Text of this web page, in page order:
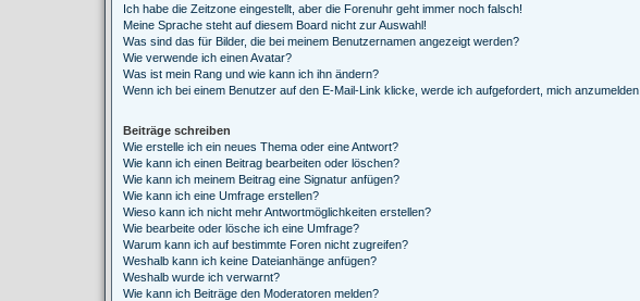
Ich habe die Zeitzone eingestellt, aber die Forenuhr geht immer noch falsch!
Meine Sprache steht auf diesem Board nicht zur Auswahl!
Was sind das für Bilder, die bei meinem Benutzernamen angezeigt werden?
Wie verwende ich einen Avatar?
Was ist mein Rang und wie kann ich ihn ändern?
Wenn ich bei einem Benutzer auf den E-Mail-Link klicke, werde ich aufgefordert, mich anzumelden.
Beiträge schreiben
Wie erstelle ich ein neues Thema oder eine Antwort?
Wie kann ich einen Beitrag bearbeiten oder löschen?
Wie kann ich meinem Beitrag eine Signatur anfügen?
Wie kann ich eine Umfrage erstellen?
Wieso kann ich nicht mehr Antwortmöglichkeiten erstellen?
Wie bearbeite oder lösche ich eine Umfrage?
Warum kann ich auf bestimmte Foren nicht zugreifen?
Weshalb kann ich keine Dateianhänge anfügen?
Weshalb wurde ich verwarnt?
Wie kann ich Beiträge den Moderatoren melden?